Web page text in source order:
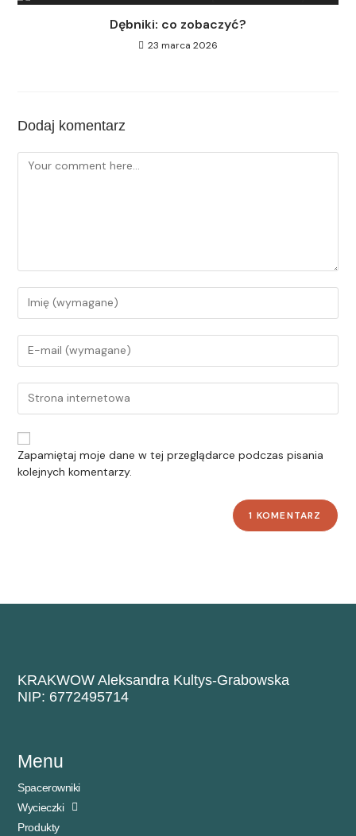
Dębniki: co zobaczyć?
23 marca 2026
Dodaj komentarz
Zapamiętaj moje dane w tej przeglądarce podczas pisania
kolejnych komentarzy.
KRAKWOW Aleksandra Kultys-Grabowska
NIP: 6772495714
Menu
Spacerowniki
Wycieczki
Produkty